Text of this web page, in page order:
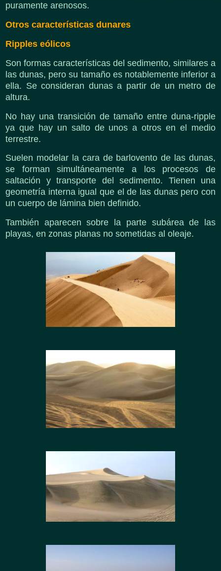
puramente arenosos.
Otros características dunares
Ripples eólicos
Son formas características del sedimento, similares a
las dunas, pero su tamaño es notablemente inferior a
ella. Se consideran dunas a partir de un metro de
altura.
No hay una transición de tamaño entre duna-ripple
ya que hay un salto de unos a otros en el medio
terrestre.
Suelen modelar la cara de barlovento de las dunas,
se forman simultáneamente a los procesos de
saltación y transporte del sedimento. Tienen una
geometría interna igual que el de las dunas pero con
un cuerpo de lámina bien definido.
También aparecen sobre la parte subárea de las
playas, en zonas planas no sometidas al oleaje.